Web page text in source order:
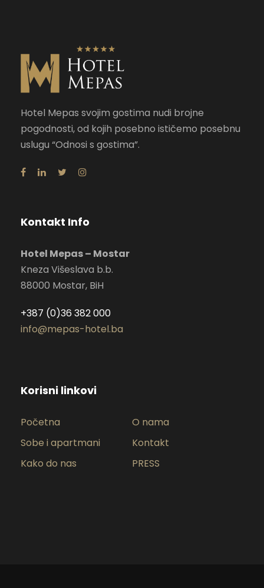
Hotel Mepas svojim gostima nudi brojne
pogodnosti, od kojih posebno ističemo posebnu
uslugu “Odnosi s gostima”.
Kontakt Info
Hotel Mepas – Mostar
Kneza Višeslava b.b.
88000 Mostar, BiH
+387 (0)36 382 000
info@mepas-hotel.ba
Korisni linkovi
Početna
O nama
Sobe i apartmani
Kontakt
Kako do nas
PRESS